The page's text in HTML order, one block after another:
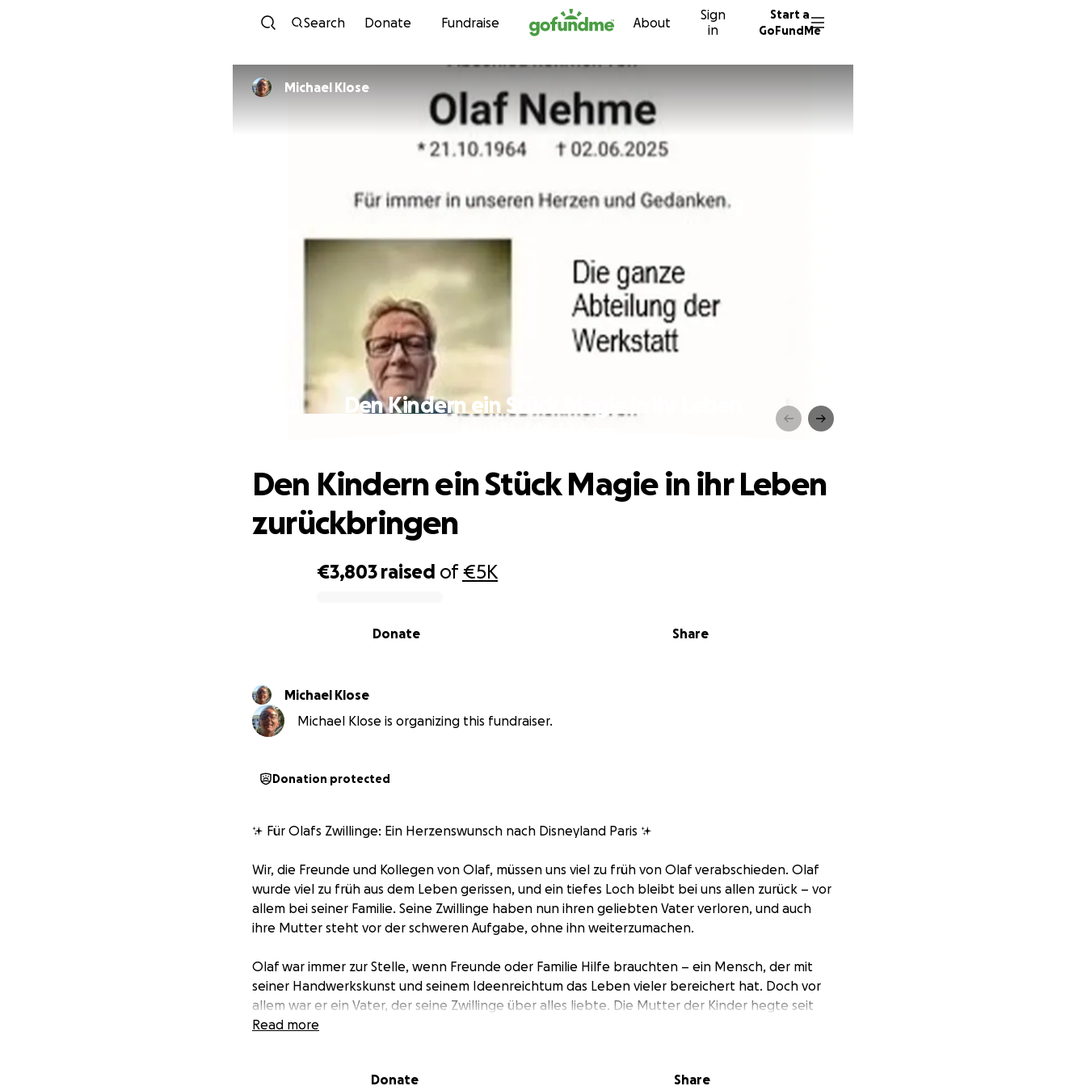
Skip to content
Search Donate Fundraise About
Sign
in
Start a
GoFundMe
Michael Klose
Den Kindern ein Stück Magie in ihr Leben
€3,803 raised of€5K
Share
Donate
Den Kindern ein Stück Magie in ihr Leben
zurückbringen
Michael Klose
Michael Klose is organizing this fundraiser.
Donation protected
✨ Für Olafs Zwillinge: Ein Herzenswunsch nach Disneyland Paris ✨
Wir, die Freunde und Kollegen von Olaf, müssen uns viel zu früh von Olaf verabschieden. Olaf
wurde viel zu früh aus dem Leben gerissen, und ein tiefes Loch bleibt bei uns allen zurück – vor
allem bei seiner Familie. Seine Zwillinge haben nun ihren geliebten Vater verloren, und auch
ihre Mutter steht vor der schweren Aufgabe, ohne ihn weiterzumachen.
Olaf war immer zur Stelle, wenn Freunde oder Familie Hilfe brauchten – ein Mensch, der mit
seiner Handwerkskunst und seinem Ideenreichtum das Leben vieler bereichert hat. Doch vor
allem war er ein Vater, der seine Zwillinge über alles liebte. Die Mutter der Kinder hegte seit
Jahren mit ihnen den Wunsch, gemeinsam nach Disneyland Paris zu reisen. Ein Ort der Freude
Read more
Donate Share